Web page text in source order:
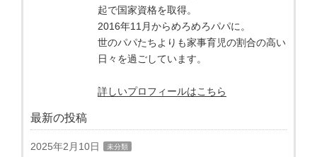
起で国家資格を取得。
2016年11月からめろめろパパに。
世のパパたちよりも家事育児の割合の高い
日々を過ごしています。
詳しいプロフィールはこちら
最新の投稿
2025年2月10日 未分類